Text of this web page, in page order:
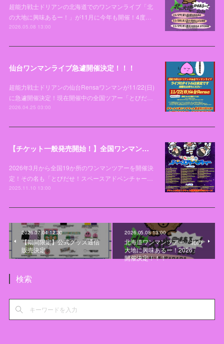
超能力戦士ドリアンの北海道でのワンマンライブ「北
の大地に興味あるー！」が11月に今年も開催！4度…
2026.05.08 13:00
仙台ワンマンライブ急遽開催決定！！！
超能力戦士ドリアンの仙台Rensaワンマンが11/22(日)
に急遽開催決定！現在開催中の全国ツアー「とびだ…
2026.04.25 03:00
【チケット一般発売開始！】全国ワンマンライブツアー「とびだせ！スペースアドベンチャー」開催決定！
2026年3月から全国19か所のワンマンツアーを開催決
定！その名も「とびだせ！スペースアドベンチャー…
2025.11.10 13:00
2026.07.04 12:30
【期間限定】公式グッズ通信
販売決定
2026.05.08 13:00
北海道ワンマンツアー「北の
大地に興味あるー！2026」
開催決定！！！
検索